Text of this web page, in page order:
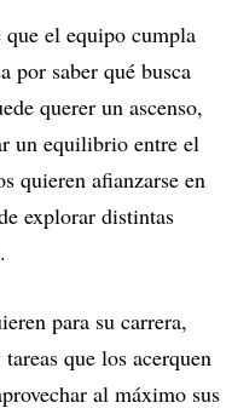
el equipo cumpla
por saber qué busca
querer un ascenso,
un equilibrio entre el
quieren afianzarse en
explorar distintas
para su carrera,
que los acerquen
al máximo sus